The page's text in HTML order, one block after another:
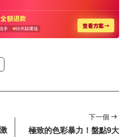
下一個
極致的色彩暴力！盤點9大